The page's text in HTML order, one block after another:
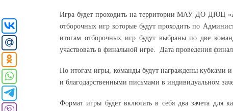
Игра будет проходить на территории МАУ ДО ДЮЦ
отборочных игр которые будут проходить по
итогам отборочных игр будут выбраны по две
участвовать в финальной игре. Дата проведения
По итогам игры, команды будут награждены кубками
и благодарственными письмами в индивидуальном
Формат игры будет включать в себя два зачета для